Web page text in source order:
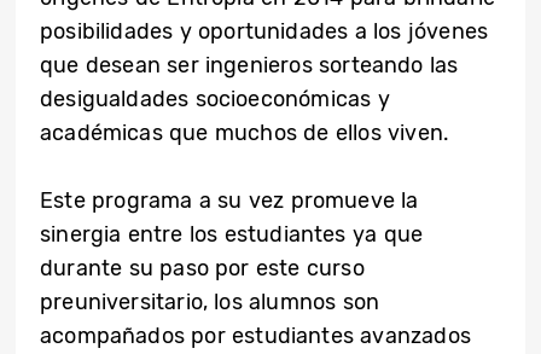
posibilidades y oportunidades a los jóvenes
que desean ser ingenieros sorteando las
desigualdades socioeconómicas y
académicas que muchos de ellos viven.
Este programa a su vez promueve la
sinergia entre los estudiantes ya que
durante su paso por este curso
preuniversitario, los alumnos son
acompañados por estudiantes avanzados